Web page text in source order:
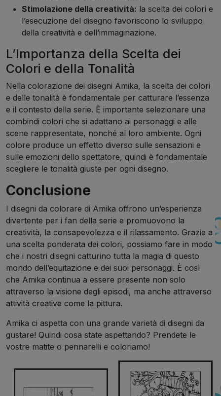
Stimolazione della creatività: la scelta dei colori e
l’esecuzione del disegno favoriscono lo sviluppo
della creatività e dell’immaginazione.
L’Importanza della Scelta dei
Colori e della Tonalità
Nella colorazione dei disegni Amika, la scelta dei colori
e delle tonalità è fondamentale per catturare l’essenza
e il contesto della serie. È importante selezionare una
combindi colori che si adattano ai personaggi e alle
scene rappresentate, nonché al loro ambiente. Ogni
colore produce un effetto diverso sulle sensazioni e
sulle emozioni dello spettatore, quindi è fondamentale
scegliere le tonalità giuste per ogni disegno.
Conclusione
I disegni da colorare di Amika offrono un’esperienza
divertente per i fan della serie e promuovono la
creatività, la consapevolezza e il rilassamento. Grazie a
una scelta ponderata dei colori, possiamo fare in modo
che i nostri disegni catturino tutta la magia di questo
mondo dell’equitazione e dei suoi personaggi. È così
che Amika continua a essere presente non solo
attraverso la visione degli episodi, ma anche attraverso
attività creative come la pittura.
Amika ci aspetta con una grande varietà di disegni da
gustare! Quindi cosa state aspettando? Prendete le
vostre matite o pennarelli e coloriamo!